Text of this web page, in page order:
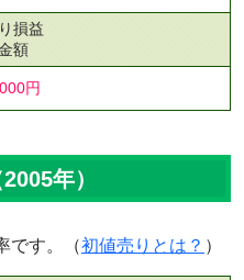
損益
額
円
年）
です。（初値売りとは？ ）